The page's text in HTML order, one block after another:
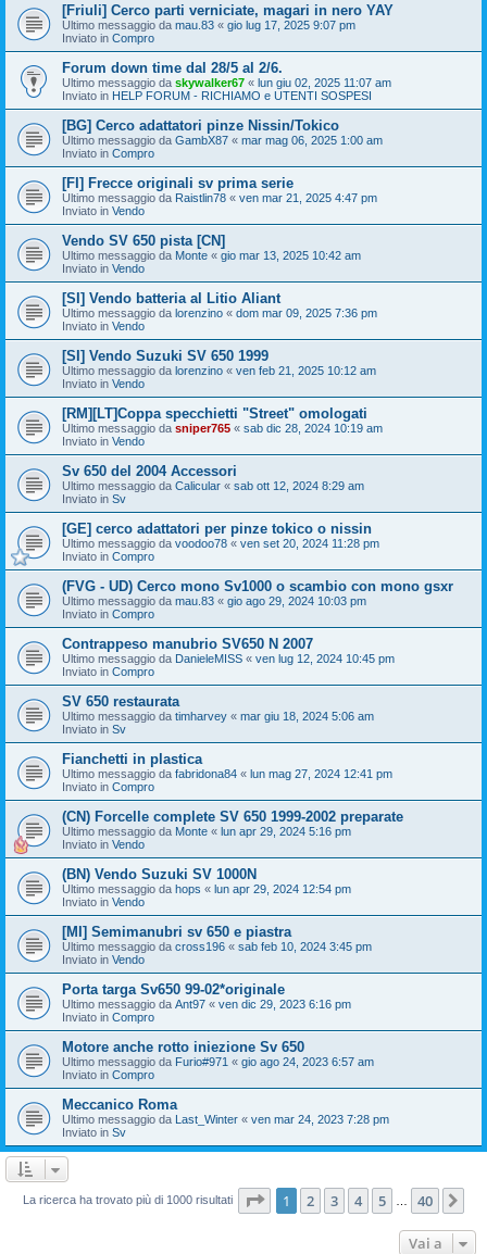
[Friuli] Cerco parti verniciate, magari in nero YAY
Ultimo messaggio da mau.83 « gio lug 17, 2025 9:07 pm
Inviato in Compro
Forum down time dal 28/5 al 2/6.
Ultimo messaggio da skywalker67 « lun giu 02, 2025 11:07 am
Inviato in HELP FORUM - RICHIAMO e UTENTI SOSPESI
[BG] Cerco adattatori pinze Nissin/Tokico
Ultimo messaggio da GambX87 « mar mag 06, 2025 1:00 am
Inviato in Compro
[FI] Frecce originali sv prima serie
Ultimo messaggio da Raistlin78 « ven mar 21, 2025 4:47 pm
Inviato in Vendo
Vendo SV 650 pista [CN]
Ultimo messaggio da Monte « gio mar 13, 2025 10:42 am
Inviato in Vendo
[SI] Vendo batteria al Litio Aliant
Ultimo messaggio da lorenzino « dom mar 09, 2025 7:36 pm
Inviato in Vendo
[SI] Vendo Suzuki SV 650 1999
Ultimo messaggio da lorenzino « ven feb 21, 2025 10:12 am
Inviato in Vendo
[RM][LT]Coppa specchietti "Street" omologati
Ultimo messaggio da sniper765 « sab dic 28, 2024 10:19 am
Inviato in Vendo
Sv 650 del 2004 Accessori
Ultimo messaggio da Calicular « sab ott 12, 2024 8:29 am
Inviato in Sv
[GE] cerco adattatori per pinze tokico o nissin
Ultimo messaggio da voodoo78 « ven set 20, 2024 11:28 pm
Inviato in Compro
(FVG - UD) Cerco mono Sv1000 o scambio con mono gsxr
Ultimo messaggio da mau.83 « gio ago 29, 2024 10:03 pm
Inviato in Compro
Contrappeso manubrio SV650 N 2007
Ultimo messaggio da DanieleMISS « ven lug 12, 2024 10:45 pm
Inviato in Compro
SV 650 restaurata
Ultimo messaggio da timharvey « mar giu 18, 2024 5:06 am
Inviato in Sv
Fianchetti in plastica
Ultimo messaggio da fabridona84 « lun mag 27, 2024 12:41 pm
Inviato in Compro
(CN) Forcelle complete SV 650 1999-2002 preparate
Ultimo messaggio da Monte « lun apr 29, 2024 5:16 pm
Inviato in Vendo
(BN) Vendo Suzuki SV 1000N
Ultimo messaggio da hops « lun apr 29, 2024 12:54 pm
Inviato in Vendo
[MI] Semimanubri sv 650 e piastra
Ultimo messaggio da cross196 « sab feb 10, 2024 3:45 pm
Inviato in Vendo
Porta targa Sv650 99-02*originale
Ultimo messaggio da Ant97 « ven dic 29, 2023 6:16 pm
Inviato in Compro
Motore anche rotto iniezione Sv 650
Ultimo messaggio da Furio#971 « gio ago 24, 2023 6:57 am
Inviato in Compro
Meccanico Roma
Ultimo messaggio da Last_Winter « ven mar 24, 2023 7:28 pm
Inviato in Sv
La ricerca ha trovato più di 1000 risultati Pagina di 40
1 2 3 4 5 40
Vai a